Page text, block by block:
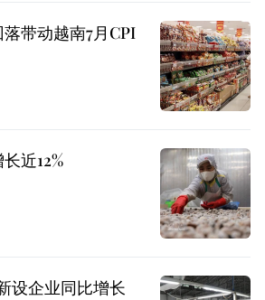
带动越南7月CPI
近12%
设企业同比增长